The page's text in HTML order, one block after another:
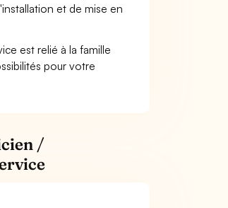
et de mise en
est relié à la famille
pour votre
/